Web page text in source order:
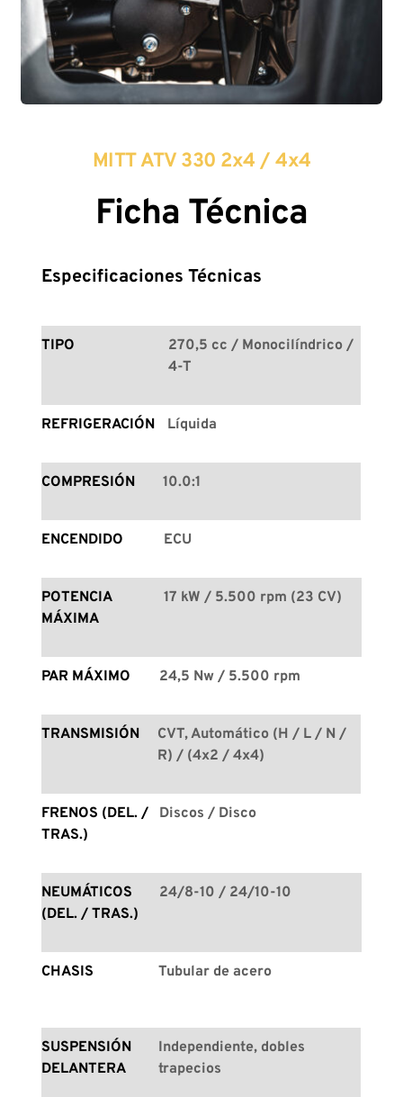
MITT ATV 330 2x4 / 4x4
Ficha Técnica
Especificaciones Técnicas
TIPO
270,5 cc / Monocilíndrico /
4-T
REFRIGERACIÓN Líquida
COMPRESIÓN 10.0:1
ENCENDIDO ECU
POTENCIA
MÁXIMA
17 kW / 5.500 rpm (23 CV)
PAR MÁXIMO 24,5 Nw / 5.500 rpm
TRANSMISIÓN
CVT, Automático (H / L / N /
R) / (4x2 / 4x4)
FRENOS (DEL. /
TRAS.)
Discos / Disco
NEUMÁTICOS
(DEL. / TRAS.)
24/8-10 / 24/10-10
CHASIS Tubular de acero
SUSPENSIÓN
DELANTERA
Independiente, dobles
trapecios